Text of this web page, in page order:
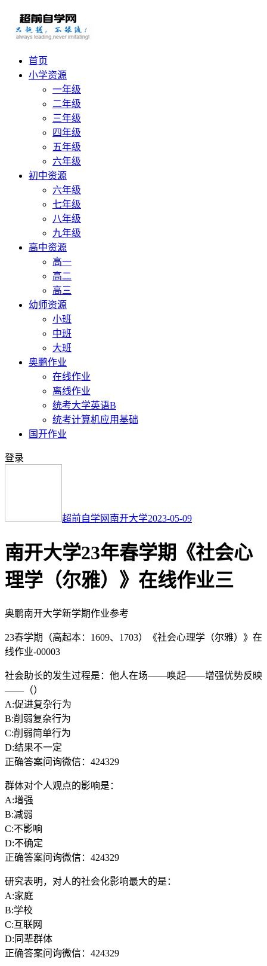
首页
小学资源
一年级
二年级
三年级
四年级
五年级
六年级
初中资源
六年级
七年级
八年级
九年级
高中资源
高一
高二
高三
幼师资源
小班
中班
大班
奥鹏作业
在线作业
离线作业
统考大学英语B
统考计算机应用基础
国开作业
登录
超前自学网 南开大学2023-05-09
南开大学23年春学期《社会心
理学（尔雅）》在线作业三
奥鹏南开大学新学期作业参考
23春学期（高起本：1609、1703）《社会心理学（尔雅）》在
线作业-00003
社会助长的发生过程是：他人在场——唤起——增强优势反映
——（）
A:促进复杂行为
B:削弱复杂行为
C:削弱简单行为
D:结果不一定
正确答案问询微信：424329
群体对个人观点的影响是：
A:增强
B:减弱
C:不影响
D:不确定
正确答案问询微信：424329
研究表明，对人的社会化影响最大的是：
A:家庭
B:学校
C:互联网
D:同辈群体
正确答案问询微信：424329